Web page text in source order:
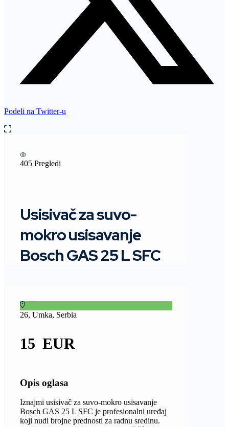
Podeli na Twitter-u
405 Pregledi
Usisivač za suvo-
mokro usisavanje
Bosch GAS 25 L SFC
26, Umka, Serbia
15
Opis oglasa
Iznajmi usisivač za suvo-mokro usisavanje
Bosch GAS 25 L SFC je profesionalni uređaj
koji nudi brojne prednosti za radnu sredinu.